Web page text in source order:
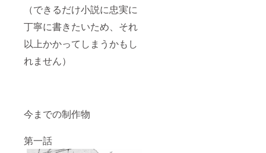
（できるだけ小説に忠実に
丁寧に書きたいため、それ
以上かかってしまうかもし
れません）
今までの制作物
第一話